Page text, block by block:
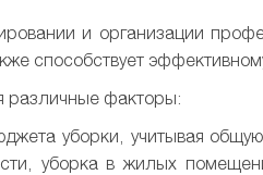
и организации
способствует
различные факторы:
уборки, учитывая
уборка в жилых